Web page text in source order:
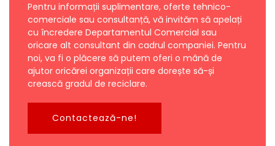
Pentru informații suplimentare, oferte tehnico-
comerciale sau consultanță, vă invităm să apelați
cu încredere Departamentul Comercial sau
oricare alt consultant din cadrul companiei. Pentru
noi, va fi o plăcere să putem oferi o mână de
ajutor oricărei organizații care dorește să-și
crească gradul de reciclare.
Contactează-ne!